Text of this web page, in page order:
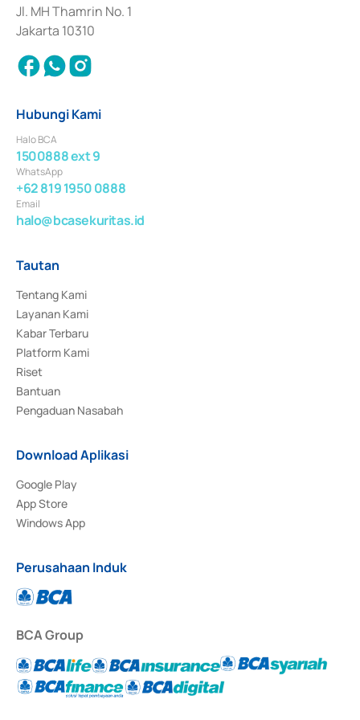
Jl. MH Thamrin No. 1
Jakarta 10310
Hubungi Kami
Halo BCA
1500888 ext 9
WhatsApp
+62 819 1950 0888
Email
halo@bcasekuritas.id
Tautan
Tentang Kami
Layanan Kami
Kabar Terbaru
Platform Kami
Riset
Bantuan
Pengaduan Nasabah
Download Aplikasi
Google Play
App Store
Windows App
Perusahaan Induk
BCA Group